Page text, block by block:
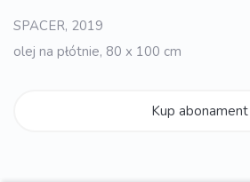
SPACER, 2019
olej na płótnie, 80 x 100 cm
Kup abonament